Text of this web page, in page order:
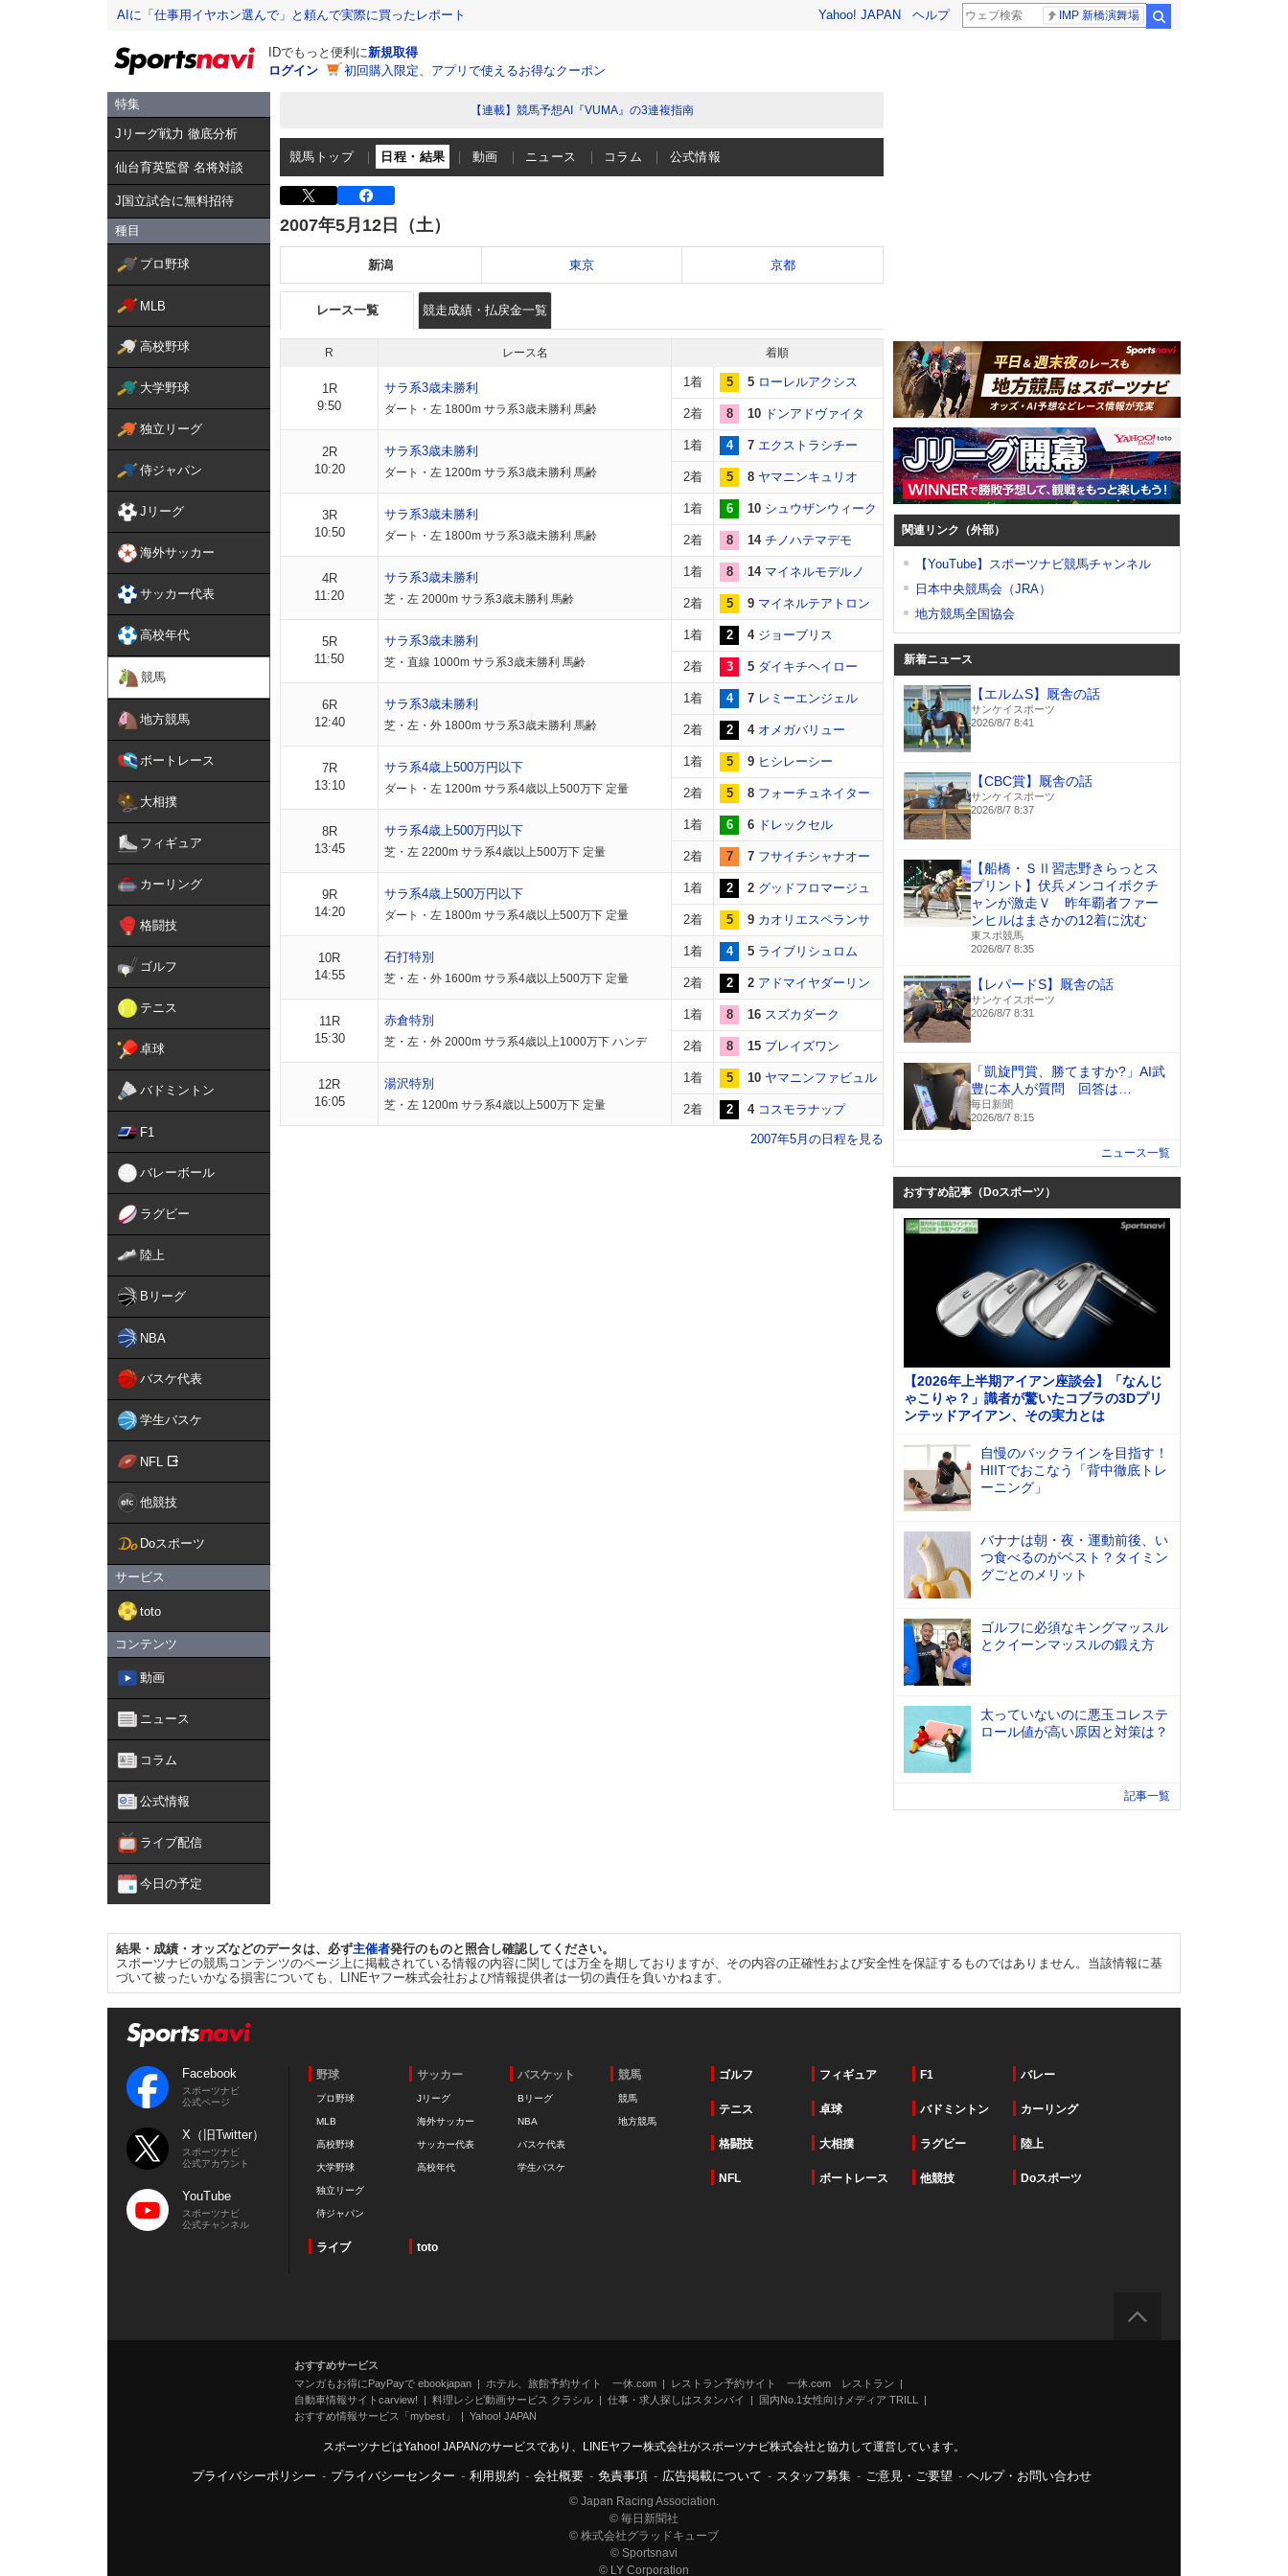
AIに「仕事用イヤホン選んで」と頼んで実際に買ったレポート Yahoo! JAPAN ヘルプ IMP 新橋演舞場
IDでもっと便利に新規取得
ログイン
初回購入限定、アプリで使えるお得なクーポン
特集
Jリーグ戦力 徹底分析
仙台育英監督 名将対談
J国立試合に無料招待
種目
プロ野球
MLB
高校野球
大学野球
独立リーグ
侍ジャパン
Jリーグ
海外サッカー
サッカー代表
高校年代
競馬
地方競馬
ボートレース
大相撲
フィギュア
カーリング
格闘技
ゴルフ
テニス
卓球
バドミントン
F1
バレーボール
ラグビー
陸上
Bリーグ
NBA
バスケ代表
学生バスケ
NFL
他競技
Doスポーツ
サービス
toto
コンテンツ
動画
ニュース
コラム
公式情報
ライブ配信
今日の予定
【連載】競馬予想AI『VUMA』の3連複指南
競馬トップ 日程・結果 動画 ニュース コラム 公式情報
2007年5月12日（土）
新潟 東京 京都
レース一覧 競走成績・払戻金一覧
R レース名 着順
1R
9:50
サラ系3歳未勝利
ダート・左 1800m サラ系3歳未勝利 馬齢
1着 5 5 ローレルアクシス
2着 8 10 ドンアドヴァイタ
2R
10:20
サラ系3歳未勝利
ダート・左 1200m サラ系3歳未勝利 馬齢
1着 4 7 エクストラシチー
2着 5 8 ヤマニンキュリオ
3R
10:50
サラ系3歳未勝利
ダート・左 1800m サラ系3歳未勝利 馬齢
1着 6 10 シュウザンウィーク
2着 8 14 チノハテマデモ
4R
11:20
サラ系3歳未勝利
芝・左 2000m サラ系3歳未勝利 馬齢
1着 8 14 マイネルモデルノ
2着 5 9 マイネルテアトロン
5R
11:50
サラ系3歳未勝利
芝・直線 1000m サラ系3歳未勝利 馬齢
1着 2 4 ジョーブリス
2着 3 5 ダイキチヘイロー
6R
12:40
サラ系3歳未勝利
芝・左・外 1800m サラ系3歳未勝利 馬齢
1着 4 7 レミーエンジェル
2着 2 4 オメガバリュー
7R
13:10
サラ系4歳上500万円以下
ダート・左 1200m サラ系4歳以上500万下 定量
1着 5 9 ヒシレーシー
2着 5 8 フォーチュネイター
8R
13:45
サラ系4歳上500万円以下
芝・左 2200m サラ系4歳以上500万下 定量
1着 6 6 ドレックセル
2着 7 7 フサイチシャナオー
9R
14:20
サラ系4歳上500万円以下
ダート・左 1800m サラ系4歳以上500万下 定量
1着 2 2 グッドフロマージュ
2着 5 9 カオリエスペランサ
10R
14:55
石打特別
芝・左・外 1600m サラ系4歳以上500万下 定量
1着 4 5 ライブリシュロム
2着 2 2 アドマイヤダーリン
11R
15:30
赤倉特別
芝・左・外 2000m サラ系4歳以上1000万下 ハンデ
1着 8 16 スズカダーク
2着 8 15 ブレイズワン
12R
16:05
湯沢特別
芝・左 1200m サラ系4歳以上500万下 定量
1着 5 10 ヤマニンファビュル
2着 2 4 コスモラナップ
2007年5月の日程を見る
関連リンク（外部）
【YouTube】スポーツナビ競馬チャンネル
日本中央競馬会（JRA）
地方競馬全国協会
新着ニュース
【エルムS】厩舎の話
サンケイスポーツ
2026/8/7 8:41
【CBC賞】厩舎の話
サンケイスポーツ
2026/8/7 8:37
【船橋・ＳⅡ習志野きらっとス
プリント】伏兵メンコイボクチ
ャンが激走Ｖ 昨年覇者ファー
ンヒルはまさかの12着に沈む
東スポ競馬
2026/8/7 8:35
【レパードS】厩舎の話
サンケイスポーツ
2026/8/7 8:31
「凱旋門賞、勝てますか?」AI武
豊に本人が質問 回答は…
毎日新聞
2026/8/7 8:15
ニュース一覧
おすすめ記事（Doスポーツ）
【2026年上半期アイアン座談会】「なんじ
ゃこりゃ？」識者が驚いたコブラの3Dプリ
ンテッドアイアン、その実力とは
自慢のバックラインを目指す！
HIITでおこなう「背中徹底トレ
ーニング」
バナナは朝・夜・運動前後、い
つ食べるのがベスト？タイミン
グごとのメリット
ゴルフに必須なキングマッスル
とクイーンマッスルの鍛え方
太っていないのに悪玉コレステ
ロール値が高い原因と対策は？
記事一覧
結果・成績・オッズなどのデータは、必ず主催者発行のものと照合し確認してください。
スポーツナビの競馬コンテンツのページ上に掲載されている情報の内容に関しては万全を期しておりますが、その内容の正確性および安全性を保証するものではありません。当該情報に基
づいて被ったいかなる損害についても、LINEヤフー株式会社および情報提供者は一切の責任を負いかねます。
Facebook
スポーツナビ
公式ページ
X（旧Twitter）
スポーツナビ
公式アカウント
YouTube
スポーツナビ
公式チャンネル
野球
プロ野球
MLB
高校野球
大学野球
独立リーグ
侍ジャパン
サッカー
Jリーグ
海外サッカー
サッカー代表
高校年代
バスケット
Bリーグ
NBA
バスケ代表
学生バスケ
競馬
競馬
地方競馬
ゴルフ フィギュア F1 バレー
テニス 卓球 バドミントン カーリング
格闘技 大相撲 ラグビー 陸上
NFL ボートレース 他競技 Doスポーツ
ライブ toto
おすすめサービス
マンガもお得にPayPayで ebookjapan
ホテル、旅館予約サイト 一休.com
レストラン予約サイト 一休.com レストラン
自動車情報サイトcarview!
料理レシピ動画サービス クラシル 仕事・求人探しはスタンバイ
国内No.1女性向けメディア TRILL
おすすめ情報サービス「mybest」
Yahoo! JAPAN
スポーツナビはYahoo! JAPANのサービスであり、LINEヤフー株式会社がスポーツナビ株式会社と協力して運営しています。
プライバシーポリシー - プライバシーセンター - 利用規約 - 会社概要 - 免責事項 - 広告掲載について - スタッフ募集 - ご意見・ご要望 - ヘルプ・お問い合わせ
© Japan Racing Association.
© 毎日新聞社
© 株式会社グラッドキューブ
© Sportsnavi
© LY Corporation